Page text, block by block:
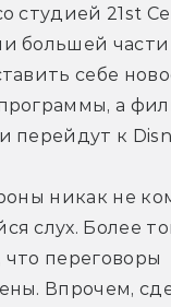
студией 21st
большей части
себе
а
перейдут к
никак не
слух. Более
переговоры
Впрочем,